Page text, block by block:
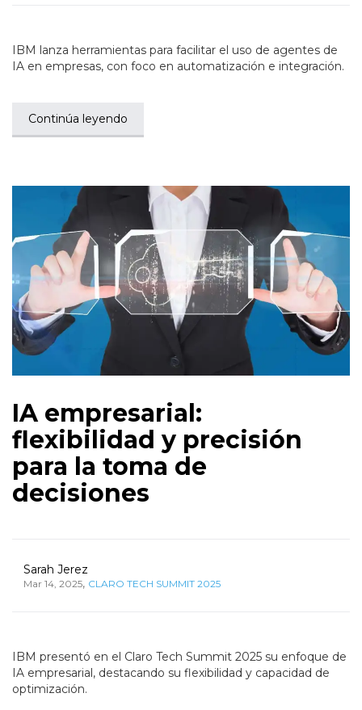
IBM lanza herramientas para facilitar el uso de agentes de
IA en empresas, con foco en automatización e integración.
Continúa leyendo
IA empresarial:
flexibilidad y precisión
para la toma de
decisiones
Sarah Jerez
Mar 14, 2025, CLARO TECH SUMMIT 2025
IBM presentó en el Claro Tech Summit 2025 su enfoque de
IA empresarial, destacando su flexibilidad y capacidad de
optimización.